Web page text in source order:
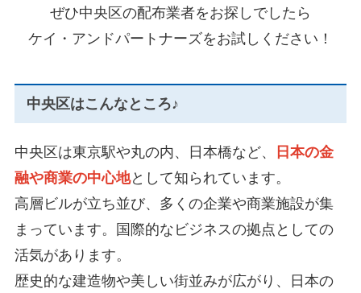
ぜひ中央区の配布業者をお探しでしたら
ケイ・アンドパートナーズをお試しください！
中央区はこんなところ♪
中央区は東京駅や丸の内、日本橋など、
日本の金
融や商業の中心地として知られています。
高層ビルが立ち並び、多くの企業や商業施設が集
まっています。国際的なビジネスの拠点としての
活気があります。
歴史的な建造物や美しい街並みが広がり、日本の